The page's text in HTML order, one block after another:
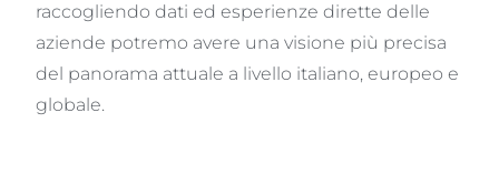
raccogliendo dati ed esperienze dirette delle
aziende potremo avere una visione più precisa
del panorama attuale a livello italiano, europeo e
globale.